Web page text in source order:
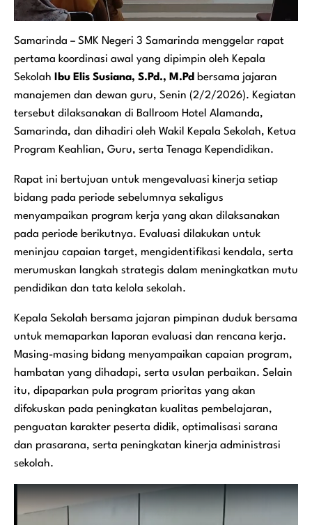
Samarinda – SMK Negeri 3 Samarinda menggelar rapat
pertama koordinasi awal yang dipimpin oleh Kepala
Sekolah Ibu Elis Susiana, S.Pd., M.Pd bersama jajaran
manajemen dan dewan guru, Senin (2/2/2026). Kegiatan
tersebut dilaksanakan di Ballroom Hotel Alamanda,
Samarinda, dan dihadiri oleh Wakil Kepala Sekolah, Ketua
Program Keahlian, Guru, serta Tenaga Kependidikan.
Rapat ini bertujuan untuk mengevaluasi kinerja setiap
bidang pada periode sebelumnya sekaligus
menyampaikan program kerja yang akan dilaksanakan
pada periode berikutnya. Evaluasi dilakukan untuk
meninjau capaian target, mengidentifikasi kendala, serta
merumuskan langkah strategis dalam meningkatkan mutu
pendidikan dan tata kelola sekolah.
Kepala Sekolah bersama jajaran pimpinan duduk bersama
untuk memaparkan laporan evaluasi dan rencana kerja.
Masing-masing bidang menyampaikan capaian program,
hambatan yang dihadapi, serta usulan perbaikan. Selain
itu, dipaparkan pula program prioritas yang akan
difokuskan pada peningkatan kualitas pembelajaran,
penguatan karakter peserta didik, optimalisasi sarana
dan prasarana, serta peningkatan kinerja administrasi
sekolah.